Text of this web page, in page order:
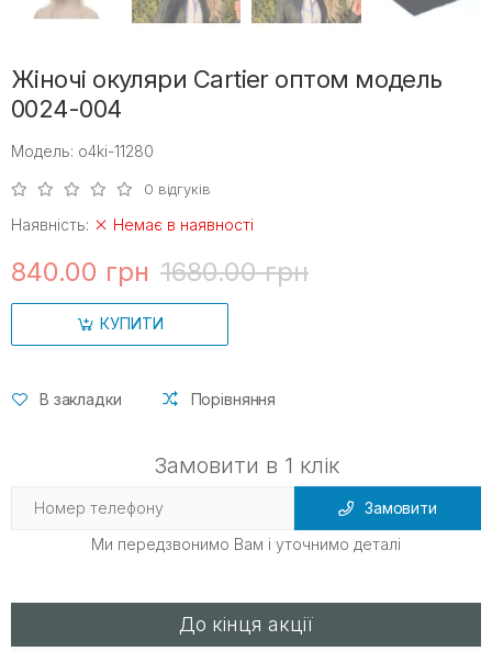
Жіночі окуляри Cartier оптом модель
0024-004
Модель: o4ki-11280
0 відгуків
Наявність: Немає в наявності
840.00 грн 1680.00 грн
КУПИТИ
В закладки Порівняння
Замовити в 1 клік
Замовити
Ми передзвонимо Вам і уточнимо деталі
До кінця акції